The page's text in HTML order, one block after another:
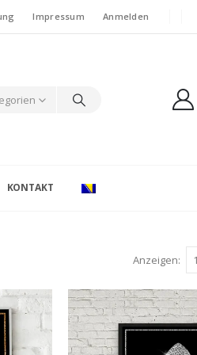
Impressum Anmelden
KONTAKT
Anzeigen: